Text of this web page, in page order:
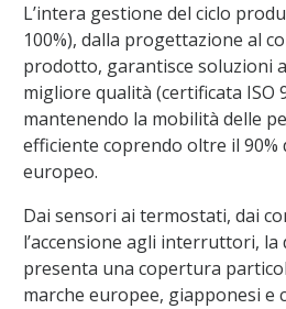
L’intera gestione del ciclo
100%), dalla progettazione al
prodotto, garantisce soluzioni
migliore qualità (certificata ISO
mantenendo la mobilità delle
efficiente coprendo oltre il
europeo.
Dai sensori ai termostati, dai
l’accensione agli interruttori,
presenta una copertura
marche europee, giapponesi e